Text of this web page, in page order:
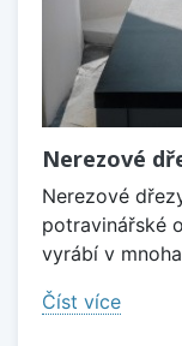
Nerezové
Nerezové
potravinářské
vyrábí v
Číst více